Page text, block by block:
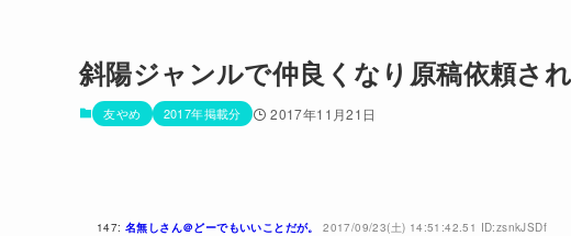
斜陽ジャンルで仲良くなり原稿依頼さ
友やめ 2017年掲載分 2017年11月21日
147: 名無しさん＠どーでもいいことだが。 2017/09/23(土) 14:51:42.51 ID:zsnkJSDf